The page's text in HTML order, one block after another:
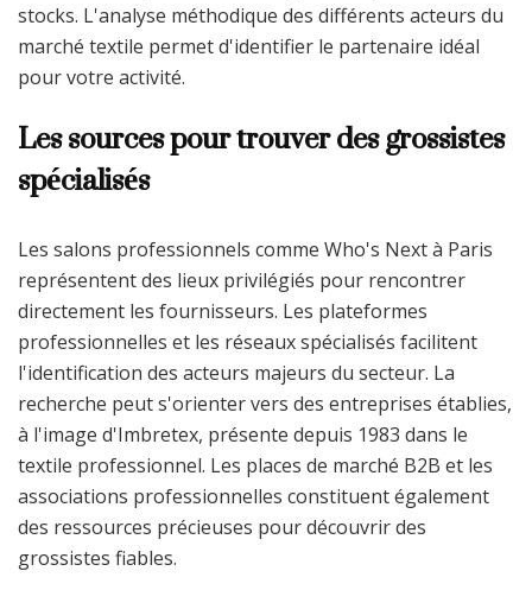
stocks. L'analyse méthodique des différents acteurs du
marché textile permet d'identifier le partenaire idéal
pour votre activité.
Les sources pour trouver des grossistes
spécialisés
Les salons professionnels comme Who's Next à Paris
représentent des lieux privilégiés pour rencontrer
directement les fournisseurs. Les plateformes
professionnelles et les réseaux spécialisés facilitent
l'identification des acteurs majeurs du secteur. La
recherche peut s'orienter vers des entreprises établies,
à l'image d'Imbretex, présente depuis 1983 dans le
textile professionnel. Les places de marché B2B et les
associations professionnelles constituent également
des ressources précieuses pour découvrir des
grossistes fiables.